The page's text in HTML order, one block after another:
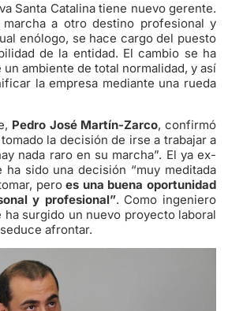
Catalina tiene nuevo gerente.
a otro destino profesional y
enólogo, se hace cargo del puesto
de la entidad. El cambio se ha
ambiente de total normalidad, y así
la empresa mediante una rueda
Pedro José Martín-Zarco, confirmó
la decisión de irse a trabajar a
nada raro en su marcha”. El ya ex-
sido una decisión “muy meditada
peroes una buena oportunidad
y profesional”. Como ingeniero
ha surgido un nuevo proyecto laboral
afrontar.